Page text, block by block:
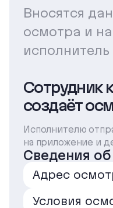
Вносятся
осмотра и
исполнитель
Сотрудник
создаёт
Исполнителю
на приложение и
Сведения
Адрес
Условия